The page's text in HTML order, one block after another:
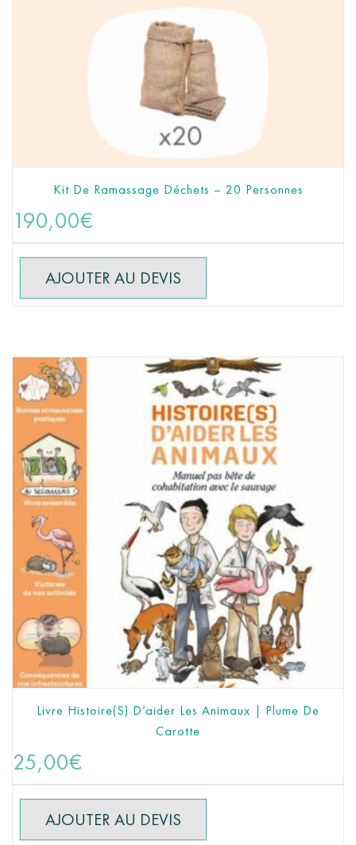
Kit De Ramassage Déchets – 20 Personnes
190,00€
AJOUTER AU DEVIS
AJOUTER AU PANIER
Livre Histoire(s) D’aider Les Animaux | Plume De
Carotte
25,00€
AJOUTER AU DEVIS
AJOUTER AU PANIER